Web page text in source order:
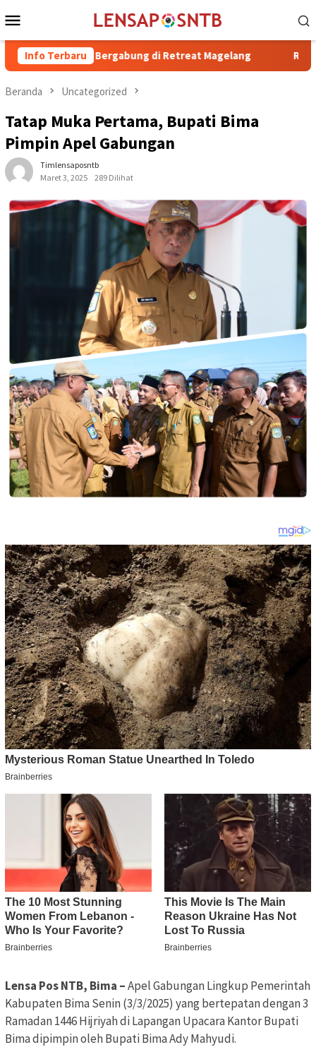
ke
Mobile
Info Terbaru
Irfan Bergabung di Retreat Magelang Rutan Kelas IIB
Beranda Uncategorized
Tatap Muka Pertama, Bupati Bima
Pimpin Apel Gabungan
Timlensaposntb
Maret 3, 2025
289 Dilihat
Lensa Pos NTB, Bima –Apel Gabungan Lingkup Pemerintah
Kabupaten Bima Senin (3/3/2025) yang bertepatan dengan 3
Ramadan 1446 Hijriyah di Lapangan Upacara Kantor Bupati
Bima dipimpin oleh Bupati Bima Ady Mahyudi.